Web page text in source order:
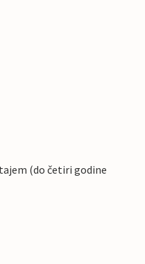
(do četiri godine